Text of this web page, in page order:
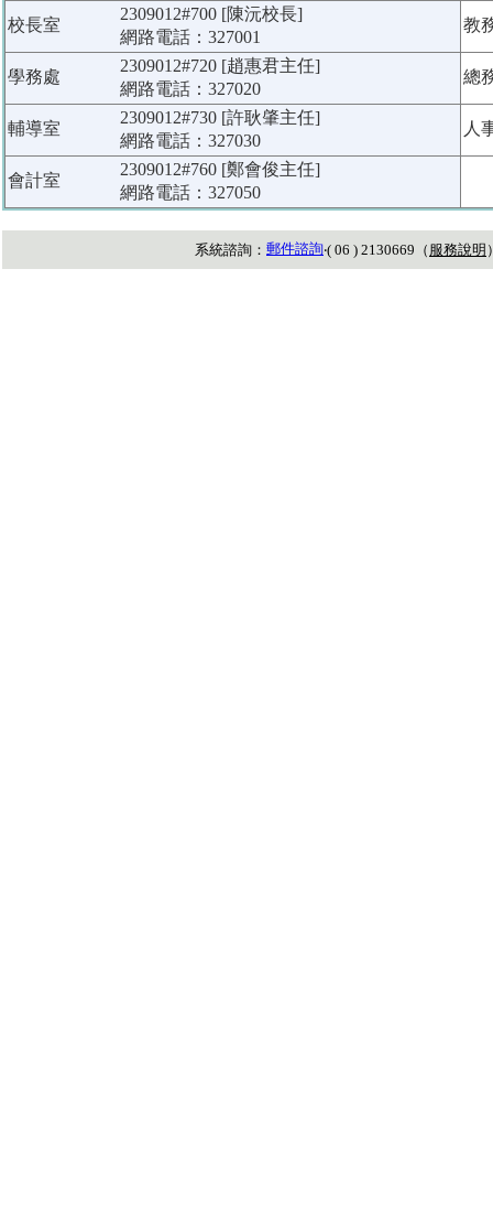
校長室
2309012#700 [陳沅校長]
網路電話：327001
教
學務處
2309012#720 [趙惠君主任]
網路電話：327020
總
輔導室
2309012#730 [許耿肇主任]
網路電話：327030
人
會計室
2309012#760 [鄭會俊主任]
網路電話：327050
系統諮詢： 郵件諮詢‧( 06 ) 2130669（ 服務說明